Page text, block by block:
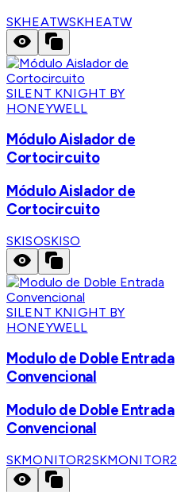
SKHEATWSKHEATW
SILENT KNIGHT BY
HONEYWELL
Módulo Aislador de
Cortocircuito
Módulo Aislador de
Cortocircuito
SKISOSKISO
SILENT KNIGHT BY
HONEYWELL
Modulo de Doble Entrada
Convencional
Modulo de Doble Entrada
Convencional
SKMONITOR2SKMONITOR2